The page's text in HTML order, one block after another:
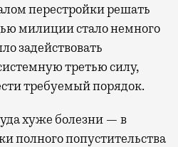
перестройки решать
милиции стало немного
задействовать
третью силу,
требуемый порядок.
хуже болезни — в
полного попустительства